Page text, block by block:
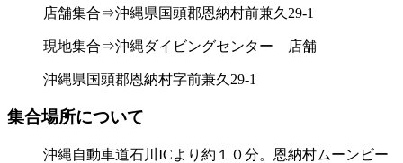
店舗集合⇒沖縄県国頭郡恩納村前兼久29-1
現地集合⇒沖縄ダイビングセンター 店舗
沖縄県国頭郡恩納村字前兼久29-1
集合場所について
沖縄自動車道石川ICより約１０分。恩納村ムーンビー